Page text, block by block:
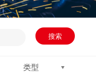
搜索
类型